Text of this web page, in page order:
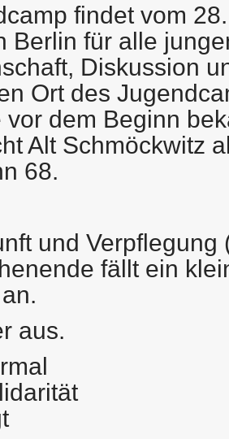
findet vom
Berlin für alle
Diskussion
Ort des
vor dem Beginn
Alt Schmöckwitz
68.
und
fällt ein
aus.